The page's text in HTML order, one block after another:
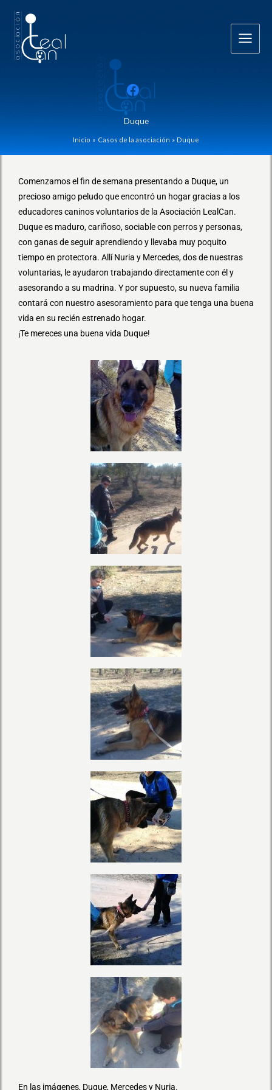
contenido
Duque
Inicio Casos de la asociación Duque
Comenzamos el fin de semana presentando a Duque, un
precioso amigo peludo que encontró un hogar gracias a los
educadores caninos voluntarios de la Asociación LealCan.
Duque es maduro, cariñoso, sociable con perros y personas,
con ganas de seguir aprendiendo y llevaba muy poquito
tiempo en protectora. Allí Nuria y Mercedes, dos de nuestras
voluntarias, le ayudaron trabajando directamente con él y
asesorando a su madrina. Y por supuesto, su nueva familia
contará con nuestro asesoramiento para que tenga una buena
vida en su recién estrenado hogar.
¡Te mereces una buena vida Duque!
En las imágenes, Duque, Mercedes y Nuria.